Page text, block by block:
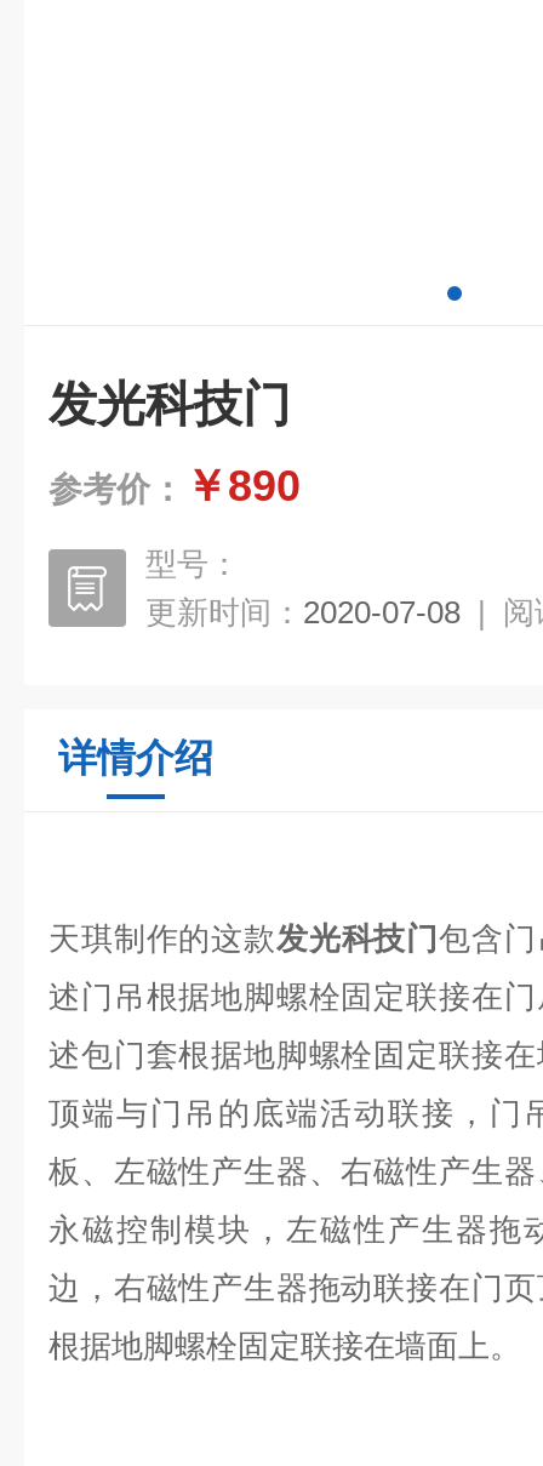
发光科技门
参考价： ￥890
型号：
更新时间： 2020-07-08 | 阅
详情介绍
天琪制作的这款发光科技门包含
述门吊根据地脚螺栓固定联接在
述包门套根据地脚螺栓固定联接
顶端与门吊的底端活动联接，门
板、左磁性产生器、右磁性产生
永磁控制模块，左磁性产生器拖
边，右磁性产生器拖动联接在门
根据地脚螺栓固定联接在墙面上。